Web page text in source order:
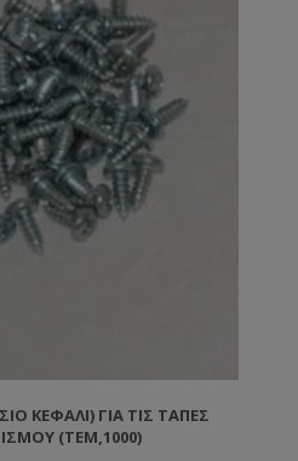
ΚΕΦΆΛΙ) ΓΙΑ ΤΙΣ ΤΆΠΕΣ
(ΤΕΜ,1000)